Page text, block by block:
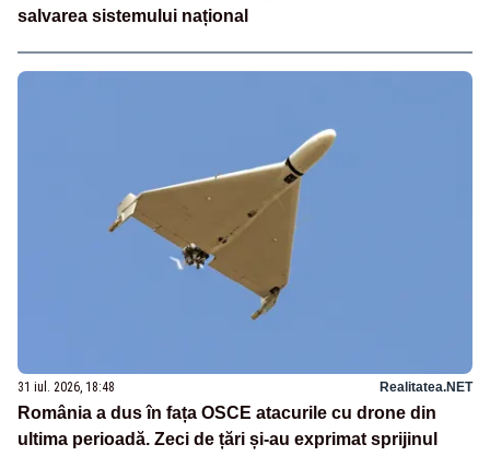
salvarea sistemului național
31 iul. 2026, 18:48 Realitatea.NET
România a dus în fața OSCE atacurile cu drone din
ultima perioadă. Zeci de țări și-au exprimat sprijinul